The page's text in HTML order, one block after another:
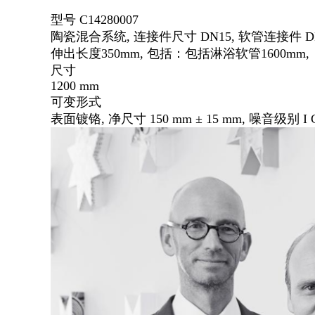
型号 C14280007
陶瓷混合系统, 连接件尺寸 DN15, 软管连接件
伸出长度350mm, 包括：包括淋浴软管
尺寸
1200 mm
可变形式
表面镀铬, 净尺寸 150 mm ± 15 mm, 噪音级别 I